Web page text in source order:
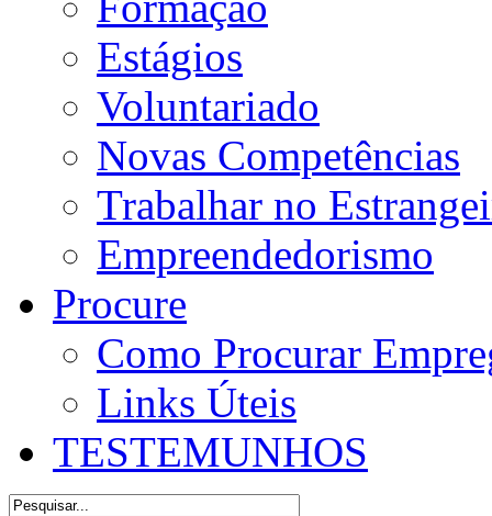
Estágios
Voluntariado
Novas Competências
Trabalhar no
Empreendedorismo
Procure
Como Procurar
Links Úteis
TESTEMUNHOS